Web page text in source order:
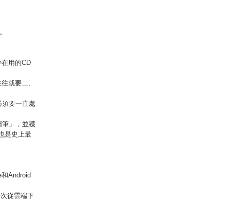
用的CD
就要二、
須要一直處
筆」，並獲
是史上最
Android
從雲端下